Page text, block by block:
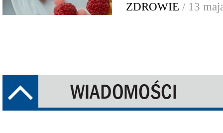
ZDROWIE / 13